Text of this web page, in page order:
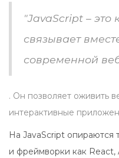
"JavaScript – это
связывает
современной
. Он позволяет оживить
интерактивные
На JavaScript опираются
и фреймворки как React,